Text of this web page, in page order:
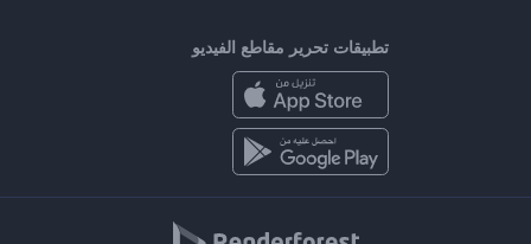
تطبيقات تحرير مقاطع الفيديو